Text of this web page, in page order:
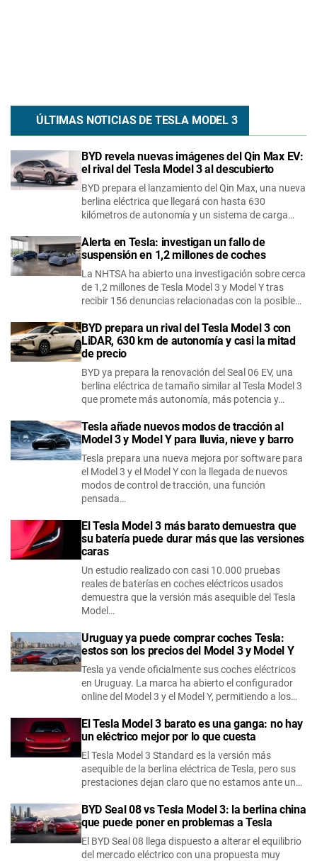
ÚLTIMAS NOTICIAS DE TESLA MODEL 3
BYD revela nuevas imágenes del Qin Max EV:
el rival del Tesla Model 3 al descubierto
BYD prepara el lanzamiento del Qin Max, una nueva
berlina eléctrica que llegará con hasta 630
kilómetros de autonomía y un sistema de carga…
Alerta en Tesla: investigan un fallo de
suspensión en 1,2 millones de coches
La NHTSA ha abierto una investigación sobre cerca
de 1,2 millones de Tesla Model 3 y Model Y tras
recibir 156 denuncias relacionadas con la posible…
BYD prepara un rival del Tesla Model 3 con
LiDAR, 630 km de autonomía y casi la mitad
de precio
BYD ya prepara la renovación del Seal 06 EV, una
berlina eléctrica de tamaño similar al Tesla Model 3
que promete más autonomía, más potencia y…
Tesla añade nuevos modos de tracción al
Model 3 y Model Y para lluvia, nieve y barro
Tesla prepara una nueva mejora por software para
el Model 3 y el Model Y con la llegada de nuevos
modos de control de tracción, una función
pensada…
El Tesla Model 3 más barato demuestra que
su batería puede durar más que las versiones
caras
Un estudio realizado con casi 10.000 pruebas
reales de baterías en coches eléctricos usados
demuestra que la versión más asequible del Tesla
Model…
Uruguay ya puede comprar coches Tesla:
estos son los precios del Model 3 y Model Y
Tesla ya vende oficialmente sus coches eléctricos
en Uruguay. La marca ha abierto el configurador
online del Model 3 y el Model Y, permitiendo a los…
El Tesla Model 3 barato es una ganga: no hay
un eléctrico mejor por lo que cuesta
El Tesla Model 3 Standard es la versión más
asequible de la berlina eléctrica de Tesla, pero sus
prestaciones dejan claro que no estamos ante un…
BYD Seal 08 vs Tesla Model 3: la berlina china
que puede poner en problemas a Tesla
El BYD Seal 08 llega dispuesto a alterar el equilibrio
del mercado eléctrico con una propuesta muy